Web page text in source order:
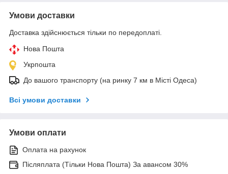
Умови доставки
Доставка здійснюється тільки по передоплаті.
Нова Пошта
Укрпошта
До вашого транспорту (на ринку 7 км в Місті Одеса)
Всі умови доставки
Умови оплати
Оплата на рахунок
Післяплата (Тільки Нова Пошта) За авансом 30%